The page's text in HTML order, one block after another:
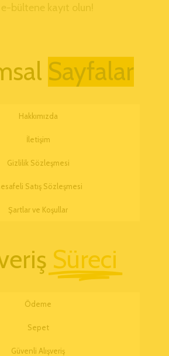
bültene kayıt olun!
Hakkımızda
İletişim
Gizlilik Sözleşmesi
Satış Sözleşmesi
Şartlar ve Koşullar
Süreci
Ödeme
Sepet
Güvenli Alışveriş